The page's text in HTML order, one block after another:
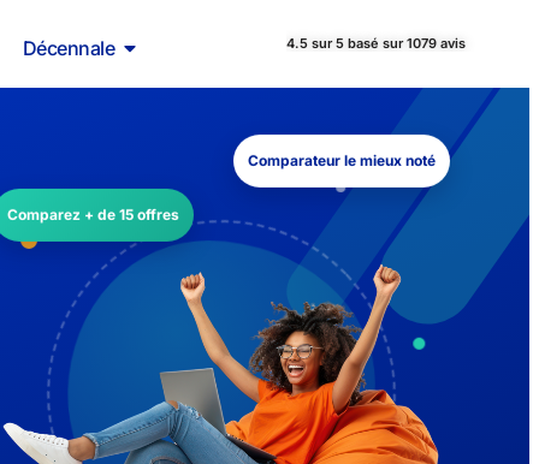
Décennale 4.5 sur 5 basé sur 1079 avis
Comparez + de 15 offres
Comparateur le mieux noté